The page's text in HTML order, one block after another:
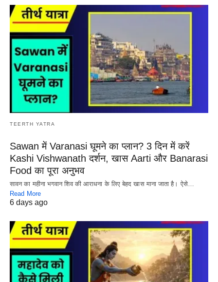
TEERTH YATRA
Sawan में Varanasi घूमने का प्लान? 3 दिन में करें
Kashi Vishwanath दर्शन, खास Aarti और Banarasi
Food का पूरा अनुभव
सावन का महीना भगवान शिव की आराधना के लिए बेहद खास माना जाता है। ऐसे…
Read More
6 days ago